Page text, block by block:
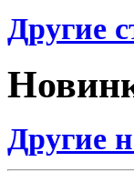
Другие
Другие